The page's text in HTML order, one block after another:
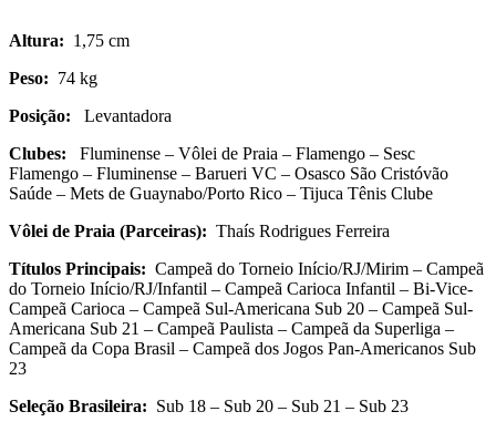
Altura: 1,75 cm
Peso: 74 kg
Posição: Levantadora
Clubes: Fluminense – Vôlei de Praia – Flamengo – Sesc
Flamengo – Fluminense – Barueri VC – Osasco São Cristóvão
Saúde – Mets de Guaynabo/Porto Rico – Tijuca Tênis Clube
Vôlei de Praia (Parceiras): Thaís Rodrigues Ferreira
Títulos Principais: Campeã do Torneio Início/RJ/Mirim – Campeã
do Torneio Início/RJ/Infantil – Campeã Carioca Infantil – Bi-Vice-
Campeã Carioca – Campeã Sul-Americana Sub 20 – Campeã Sul-
Americana Sub 21 – Campeã Paulista – Campeã da Superliga –
Campeã da Copa Brasil – Campeã dos Jogos Pan-Americanos Sub
23
Seleção Brasileira: Sub 18 – Sub 20 – Sub 21 – Sub 23